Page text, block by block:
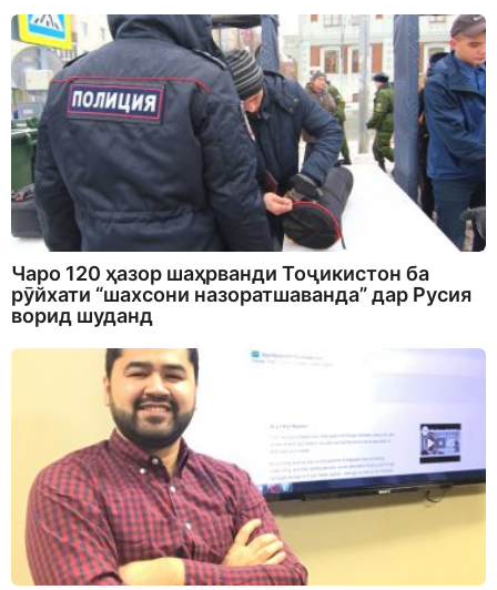
Чаро 120 ҳазор шаҳрванди Тоҷикистон ба
рӯйхати “шахсони назоратшаванда” дар Русия
ворид шуданд